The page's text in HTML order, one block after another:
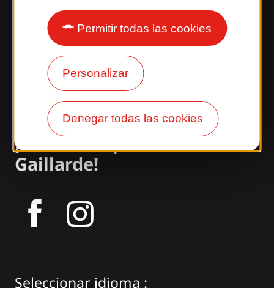
Permitir todas las cookies
Personalizar
Denegar todas las cookies
Nuestros horarios
Acceso y transporte
Nuestros folletos
Nuestro blog
¡Únete a la pandilla
Gaillarde!
Seleccionar idioma :